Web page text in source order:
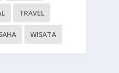
TRAVEL
WISATA